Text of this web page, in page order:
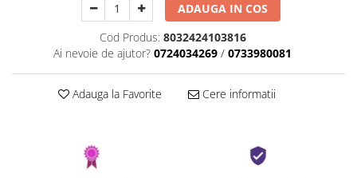
ADAUGA IN COS
Cod Produs: 8032424103816
Ai nevoie de ajutor? 0724034269 / 0733980081
Adauga la Favorite Cere informatii